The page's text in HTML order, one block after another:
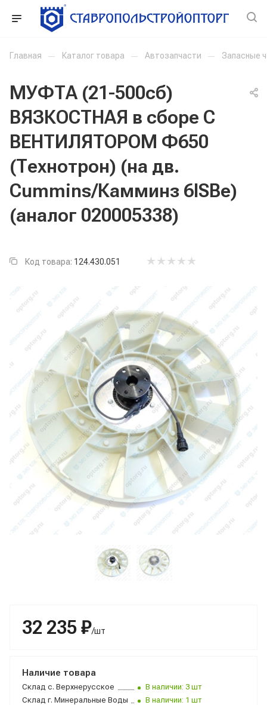
Главная — Каталог товара — Автозапчасти — Запасные
МУФТА (21-500сб)
ВЯЗКОСТНАЯ в сборе С
ВЕНТИЛЯТОРОМ Ф650
(Технотрон) (на дв.
Cummins/Камминз 6ISBe)
(аналог 020005338)
Код товара: 124.430.051
32 235 ₽/шт
Наличие товара
Склад с. Верхнерусское
В наличии: 3 шт
Склад г. Минеральные Воды В наличии: 1 шт